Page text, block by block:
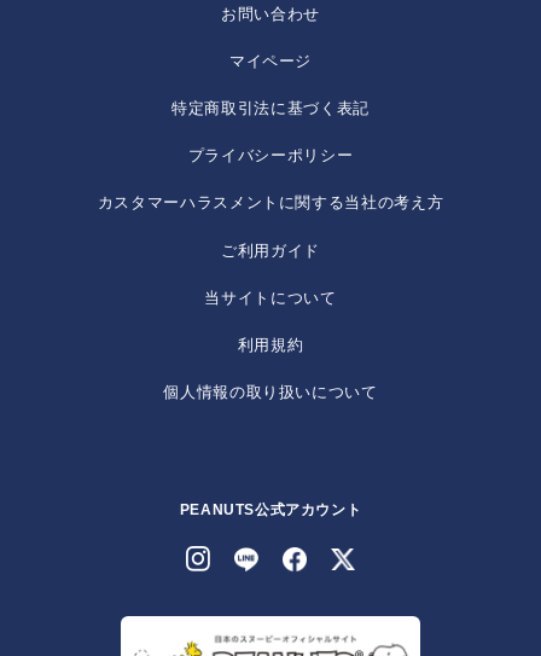
お問い合わせ
マイページ
特定商取引法に基づく表記
プライバシーポリシー
カスタマーハラスメントに関する当社の考え方
ご利用ガイド
当サイトについて
利用規約
個人情報の取り扱いについて
PEANUTS公式アカウント